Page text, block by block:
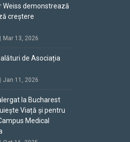
Weiss demonstrează
creștere
Mar 13, 2026
de Asociația
Jan 11, 2026
la Bucharest
Viață și pentru
Medical